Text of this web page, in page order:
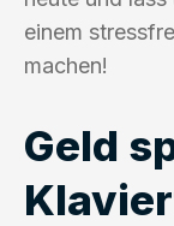
einem
machen!
Geld